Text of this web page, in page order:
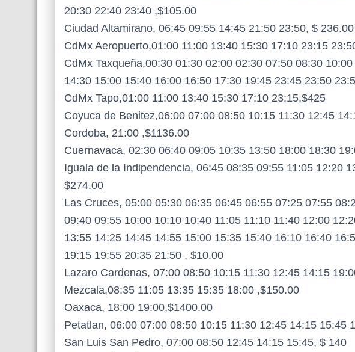
20:30 22:40 23:40 ,$105.00
Ciudad Altamirano, 06:45 09:55 14:45 21:50 23:50, $ 236.00
CdMx Aeropuerto,01:00 11:00 13:40 15:30 17:10 23:15
CdMx Taxqueña,00:30 01:30 02:00 02:30 07:50 08:30
14:30 15:00 15:40 16:00 16:50 17:30 19:45 23:45 23:50
CdMx Tapo,01:00 11:00 13:40 15:30 17:10 23:15,$425
Coyuca de Benitez,06:00 07:00 08:50 10:15 11:30 12:45
Cordoba, 21:00 ,$1136.00
Cuernavaca, 02:30 06:40 09:05 10:35 13:50 18:00 18:30
Iguala de la Indipendencia, 06:45 08:35 09:55 11:05 12:20
$274.00
Las Cruces, 05:00 05:30 06:35 06:45 06:55 07:25 07:55
09:40 09:55 10:00 10:10 10:40 11:05 11:10 11:40 12:00
13:55 14:25 14:45 14:55 15:00 15:35 15:40 16:10 16:40
19:15 19:55 20:35 21:50 , $10.00
Lazaro Cardenas, 07:00 08:50 10:15 11:30 12:45 14:15
Mezcala,08:35 11:05 13:35 15:35 18:00 ,$150.00
Oaxaca, 18:00 19:00,$1400.00
Petatlan, 06:00 07:00 08:50 10:15 11:30 12:45 14:15 15:45
San Luis San Pedro, 07:00 08:50 12:45 14:15 15:45, $ 140